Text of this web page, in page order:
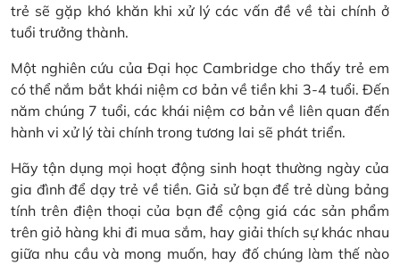
trẻ sẽ gặp khó khăn khi xử lý các vấn đề về tài chính ở
tuổi trưởng thành.
Một nghiên cứu của Đại học Cambridge cho thấy trẻ em
có thể nắm bắt khái niệm cơ bản về tiền khi 3-4 tuổi. Đến
năm chúng 7 tuổi, các khái niệm cơ bản về liên quan đến
hành vi xử lý tài chính trong tương lai sẽ phát triển.
Hãy tận dụng mọi hoạt động sinh hoạt thường ngày của
gia đình để dạy trẻ về tiền. Giả sử bạn để trẻ dùng bảng
tính trên điện thoại của bạn để cộng giá các sản phẩm
trên giỏ hàng khi đi mua sắm, hay giải thích sự khác nhau
giữa nhu cầu và mong muốn, hay đố chúng làm thế nào